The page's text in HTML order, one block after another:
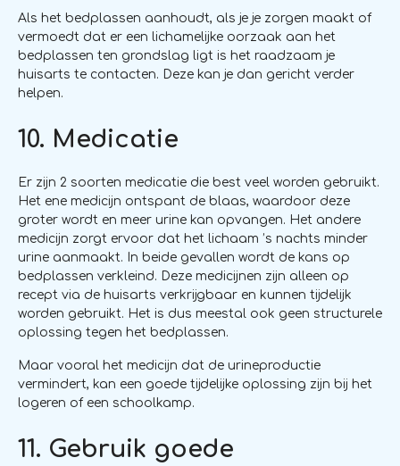
Als het bedplassen aanhoudt, als je je zorgen maakt of
vermoedt dat er een lichamelijke oorzaak aan het
bedplassen ten grondslag ligt is het raadzaam je
huisarts te contacten. Deze kan je dan gericht verder
helpen.
10. Medicatie
Er zijn 2 soorten medicatie die best veel worden gebruikt.
Het ene medicijn ontspant de blaas, waardoor deze
groter wordt en meer urine kan opvangen. Het andere
medicijn zorgt ervoor dat het lichaam ’s nachts minder
urine aanmaakt. In beide gevallen wordt de kans op
bedplassen verkleind. Deze medicijnen zijn alleen op
recept via de huisarts verkrijgbaar en kunnen tijdelijk
worden gebruikt. Het is dus meestal ook geen structurele
oplossing tegen het bedplassen.
Maar vooral het medicijn dat de urineproductie
vermindert, kan een goede tijdelijke oplossing zijn bij het
logeren of een schoolkamp.
11. Gebruik goede